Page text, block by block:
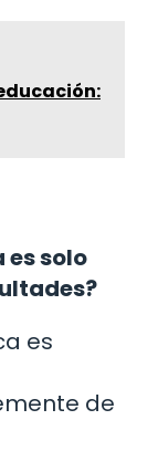
solo
es
de